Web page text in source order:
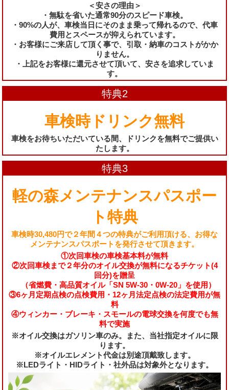
＜安さの理由＞
・無駄を省いた通常90分のスピード車検。
・90%の人が、車検当日にそのまま乗って帰れるので、代車
費用とスペースが抑えられています。
・お客様にご来店して頂く事で、引取・納車のコストがかか
りません。
・上記をお客様に還元させて頂いて、安さを追求していま
す。
特典2
車検時ドリンク無料
車検をお待ちいただいている間、ドリンクを無料でご提供い
たします。
特典3
軽の森メンテナンスパスポー
ト特典
車検時30,480円で２年間４つの特典がご利用頂ける、お得な
メンテナンスパスポートを発行させて頂きます。
①次回車検の車検基本料が無料
②次回車検まで２年分のオイル交換が無料になるチケット(4
回分)を贈呈
（省燃費・高品質オイル「SN 5W-30・0W-20」を使用）
③6ヶ月定期点検の点検費用・12ヶ月法定点検の法定費用が無
料
④ウィンカー・ブレーキ・スモールの電球交換を何度でも無
料で実施
※オイル交換はガソリン車のみ。また、当社指定オイルに限
ります。
※オイルエレメント代金は別途頂戴致します。
※LEDライト・HIDライト・社外品は対象外となります。